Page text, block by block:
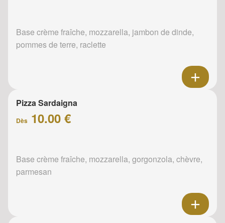
Base crème fraîche, mozzarella, jambon de dinde,
pommes de terre, raclette
Pizza Sardaigna
Dès 10.00 €
Base crème fraîche, mozzarella, gorgonzola, chèvre,
parmesan